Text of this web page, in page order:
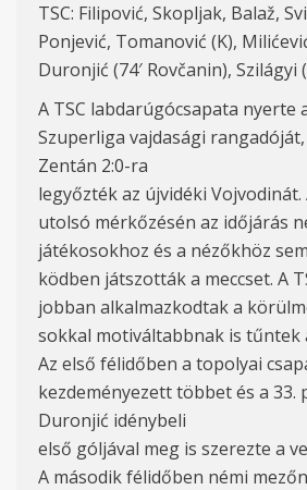
TSC: Filipović, Skopljak, Balaž,
Ponjević, Tomanović (K),
Duronjić (74′ Rovčanin), Szilágyi
A TSC labdarúgócsapata nyerte
Szuperliga vajdasági
Zentán 2:0-ra
legyőzték az újvidéki Vojvodinát.
utolsó mérkőzésén az időjárás
játékosokhoz és a nézőkhöz
ködben játszották a meccset. A
jobban alkalmazkodtak a
sokkal motiváltabbnak is tűntek
Az első félidőben a topolyai
kezdeményezett többet és a 33.
Duronjić idénybeli
első góljával meg is szerezte a
A második félidőben némi